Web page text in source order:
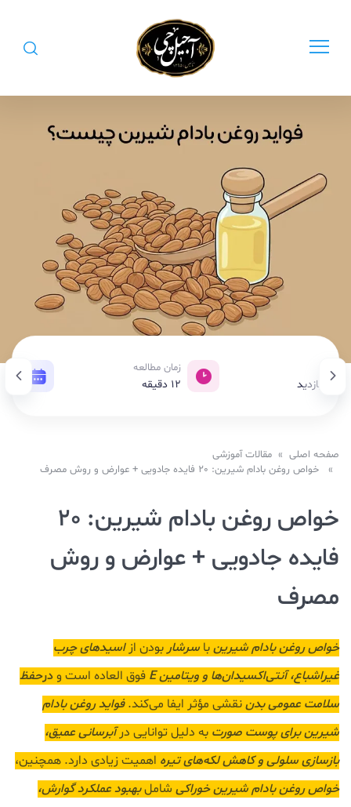
بازدید
زمان مطالعه
12 دقیقه
صفحه اصلی » مقالات آموزشی
» خواص روغن بادام شیرین: 20 فایده جادویی + عوارض و روش‌ مصرف
خواص روغن بادام شیرین: 20
فایده جادویی + عوارض و روش‌
مصرف
خواص روغن بادام شيرينبا سرشار بودن ازاسیدهای چرب
غیراشباع، آنتی‌اکسیدان‌ها و ویتامین E فوق العاده است ودرحفظ
سلامت عمومی بدننقشی مؤثر ایفا می‌کند.فواید روغن بادام
شيرين برای پوست صورت به دلیل توانایی درآبرسانی عمیق،
بازسازی سلولی و کاهش لکه‌های تیره اهمیت زیادی دارد. همچنین،
خواص روغن بادام شيرينخوراکی شاملبهبود عملکرد گوارش،